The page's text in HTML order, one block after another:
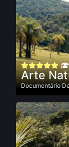
Arte
Documentário